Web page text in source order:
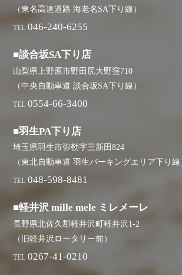
（東名高速道路 海老名SA下り線）
TEL 046-240-6255
■談合坂SA下り店
山梨県上野原市野田尻大野窪710
（中央自動車道 談合坂SA下り線）
TEL 0554-66-3400
■羽生PA下り店
埼玉県羽生市弥勒字三新田824
（東北自動車道 羽生パーキングエリア下り線
TEL 048-598-8481
■軽井沢 mille mele ミレメーレ
長野県北佐久郡軽井沢町軽井沢1-2
（旧軽井沢ロータリー前）
TEL 0267-41-0210